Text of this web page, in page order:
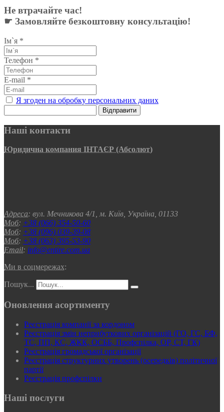
Не втрачайте час!
☛ Замовляйте безкоштовну консультацію!
Ім`я *
Телефон *
E-mail *
Я згоден на обробку персональних даних
Відправити
Наші контакти
Юридична компания ІНТАЄР (Абсолют)
Адреса: вул. Мечникова 4/1, м. Київ, Україна, 01133
Моб: +38 (066) 354-50-60
Моб: +38 (096) 039-39-08
Моб: +38 (063) 395-53-90
Email: info@entire.com.ua
Ми в соцмережах:
Пошук...
Оновлення асортименту
Реєстрація компанії за кордоном
Реєстрація змін неприбуткових організацій (ГО, ГС, БФ,
ТС, ПП, КС, ЖКК, ОСББ, Профспілка, ОР, СТ, ГК)
Реєстрація громадської організації
Реєстрація структурних утворень (осередків) політичної
партії
Реєстрація профспілки
Наші послуги